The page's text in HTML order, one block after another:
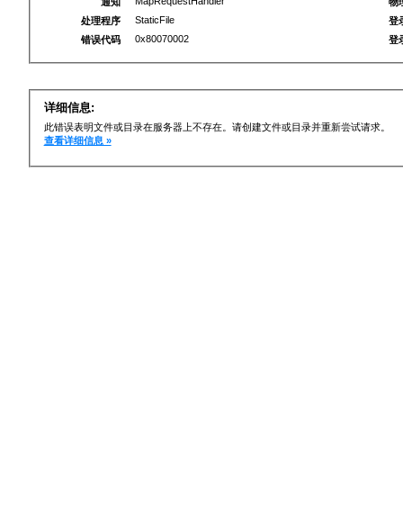
处理程序
StaticFile
错误代码
0x80070002
登
登
详细信息:
此错误表明文件或目录在服务器上不存在。请创建文件或目录并重新尝试请求。
查看详细信息 »